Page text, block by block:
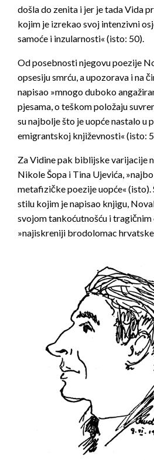
došla do zenita i jer je tada Vida
kojim je izrekao svoj intenzivni
samoće i inzularnosti« (isto: 50).
Od posebnosti njegovu poezije
opsesiju smrću, a upozorava i na
napisao »mnogo duboko
pjesama, o teškom položaju
su najbolje što je uopće nastalo u
emigrantskoj književnosti« (isto:
Za Vidine pak biblijske varijacije
Nikole Šopa i Tina Ujevića,
metafizičke poezije uopće«
stilu kojim je napisao knjigu,
svojom tankoćutnošću i
»najiskreniji brodolomac